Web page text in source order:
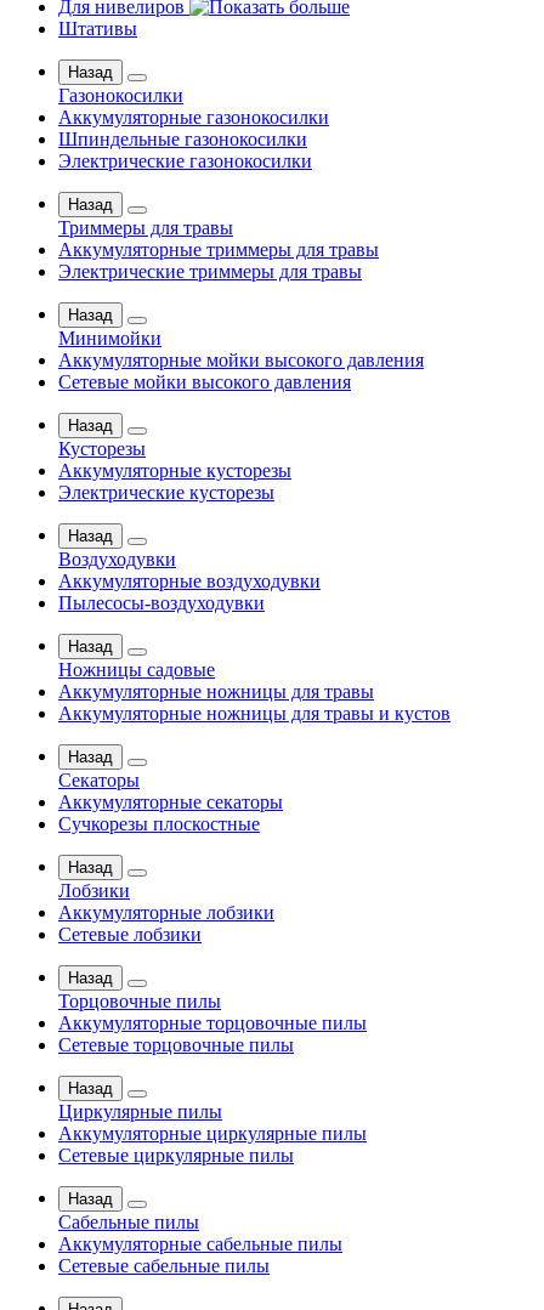
Для нивелиров
Штативы
Назад
Газонокосилки
Аккумуляторные газонокосилки
Шпиндельные газонокосилки
Электрические газонокосилки
Назад
Триммеры для травы
Аккумуляторные триммеры для травы
Электрические триммеры для травы
Назад
Минимойки
Аккумуляторные мойки высокого давления
Сетевые мойки высокого давления
Назад
Кусторезы
Аккумуляторные кусторезы
Электрические кусторезы
Назад
Воздуходувки
Аккумуляторные воздуходувки
Пылесосы-воздуходувки
Назад
Ножницы садовые
Аккумуляторные ножницы для травы
Аккумуляторные ножницы для травы и кустов
Назад
Секаторы
Аккумуляторные секаторы
Сучкорезы плоскостные
Назад
Лобзики
Аккумуляторные лобзики
Сетевые лобзики
Назад
Торцовочные пилы
Аккумуляторные торцовочные пилы
Сетевые торцовочные пилы
Назад
Циркулярные пилы
Аккумуляторные циркулярные пилы
Сетевые циркулярные пилы
Назад
Сабельные пилы
Аккумуляторные сабельные пилы
Сетевые сабельные пилы